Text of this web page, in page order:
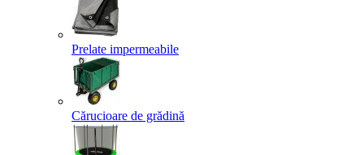
Prelate impermeabile
Cărucioare de grădină